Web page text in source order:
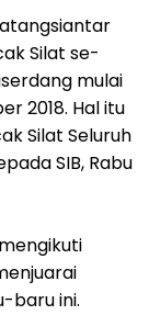
Silat se-
mulai
2018. Hal itu
Silat Seluruh
SIB, Rabu
baru ini.